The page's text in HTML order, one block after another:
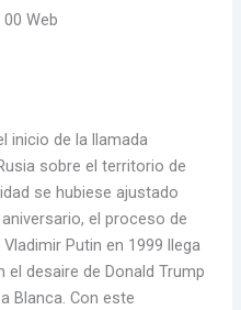
inicio de la llamada
sobre el territorio de
se hubiese ajustado
el proceso de
Putin en 1999 llega
desaire de Donald Trump
Blanca. Con este